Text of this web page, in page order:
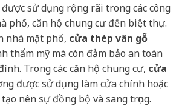
được sử dụng rộng rãi trong các công
phố, căn hộ chung cư đến biệt thự.
nhà mặt phố, cửa thép vân gỗ
thẩm mỹ mà còn đảm bảo an toàn
Trong các căn hộ chung cư, cửa
được sử dụng làm cửa chính hoặc
nên sự đồng bộ và sang trọng.